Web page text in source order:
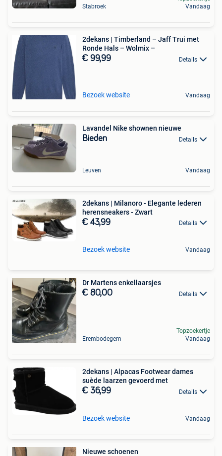
Stabroek
Vandaag
2dekans | Timberland – Jaff Trui met
Ronde Hals – Wolmix –
€ 99,99 Details
Bezoek website Vandaag
Lavandel Nike shownen nieuwe
Bieden Details
Leuven Vandaag
2dekans | Milanoro - Elegante lederen
herensneakers - Zwart
€ 43,99 Details
Bezoek website Vandaag
Dr Martens enkellaarsjes
€ 80,00 Details
Erembodegem
Topzoekertje
Vandaag
2dekans | Alpacas Footwear dames
suède laarzen gevoerd met
€ 36,99 Details
Bezoek website Vandaag
Nieuwe schoenen